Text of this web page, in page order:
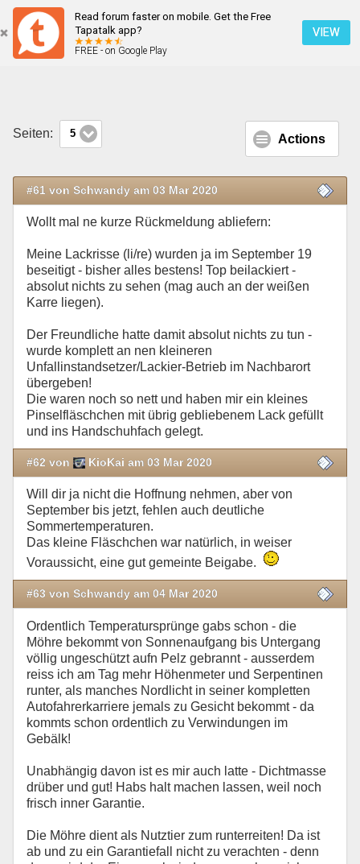
Read forum faster on mobile. Get the Free
Tapatalk app?
FREE - on Google Play
VIEW
Lackrisse jetzt auch beim Duster II
Seiten: 5 Actions
#61 von Schwandy am 03 Mar 2020
Wollt mal ne kurze Rückmeldung abliefern:
Meine Lackrisse (li/re) wurden ja im September 19
beseitigt - bisher alles bestens! Top beilackiert -
absolut nichts zu sehen (mag auch an der weißen
Karre liegen).
Der Freundliche hatte damit absolut nichts zu tun -
wurde komplett an nen kleineren
Unfallinstandsetzer/Lackier-Betrieb im Nachbarort
übergeben!
Die waren noch so nett und haben mir ein kleines
Pinselfläschchen mit übrig gebliebenem Lack gefüllt
und ins Handschuhfach gelegt.
#62 von KioKai am 03 Mar 2020
Will dir ja nicht die Hoffnung nehmen, aber von
September bis jetzt, fehlen auch deutliche
Sommertemperaturen.
Das kleine Fläschchen war natürlich, in weiser
Voraussicht, eine gut gemeinte Beigabe.
#63 von Schwandy am 04 Mar 2020
Ordentlich Temperatursprünge gabs schon - die
Möhre bekommt von Sonnenaufgang bis Untergang
völlig ungeschützt aufn Pelz gebrannt - ausserdem
reiss ich am Tag mehr Höhenmeter und Serpentinen
runter, als manches Nordlicht in seiner kompletten
Autofahrerkarriere jemals zu Gesicht bekommt - da
kommts schon ordentlich zu Verwindungen im
Gebälk!
Unabhängig davon ist es mir auch latte - Dichtmasse
drüber und gut! Habs halt machen lassen, weil noch
frisch inner Garantie.
Die Möhre dient als Nutztier zum runterreiten! Da ist
ab und zu ein Garantiefall nicht zu verachten - denn